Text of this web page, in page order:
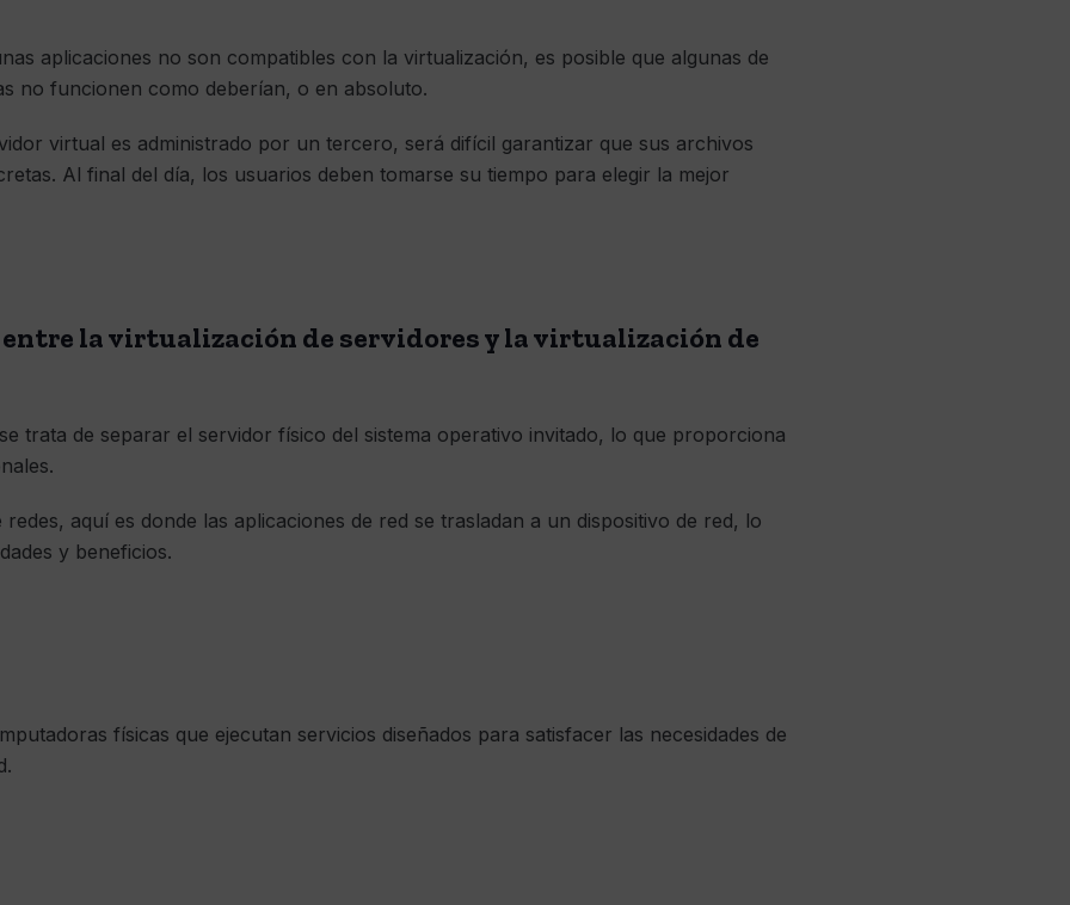
aplicaciones no son compatibles con la virtualización, es posible que algunas de
no funcionen como deberían, o en absoluto.
virtual es administrado por un tercero, será difícil garantizar que sus archivos
Al final del día, los usuarios deben tomarse su tiempo para elegir la mejor
entre la virtualización de servidores y la virtualización de
se trata de separar el servidor físico del sistema operativo invitado, lo que proporciona
aquí es donde las aplicaciones de red se trasladan a un dispositivo de red, lo
y beneficios.
físicas que ejecutan servicios diseñados para satisfacer las necesidades de